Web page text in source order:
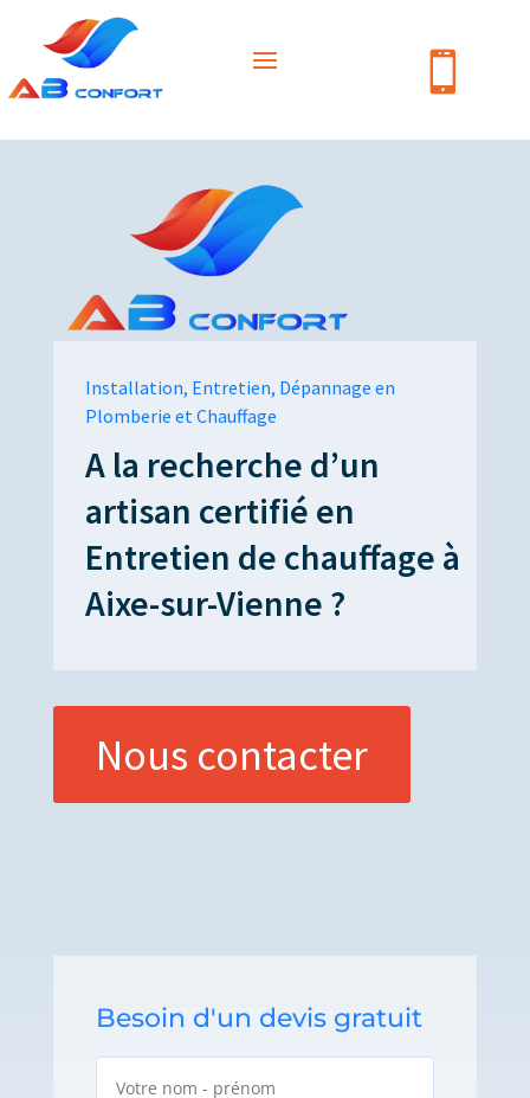

Installation, Entretien, Dépannage en
Plomberie et Chauffage
A la recherche d’un
artisan certifié en
Entretien de chauffage à
Aixe-sur-Vienne ?
Nous contacter
Besoin d'un devis gratuit